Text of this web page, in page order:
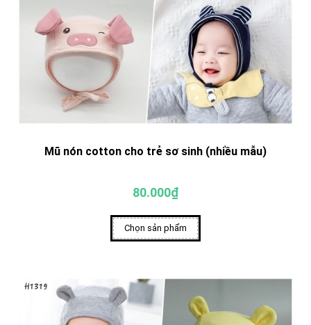
Mũ nón cotton cho trẻ sơ sinh (nhiều mẫu)
80.000₫
Chọn sản phẩm